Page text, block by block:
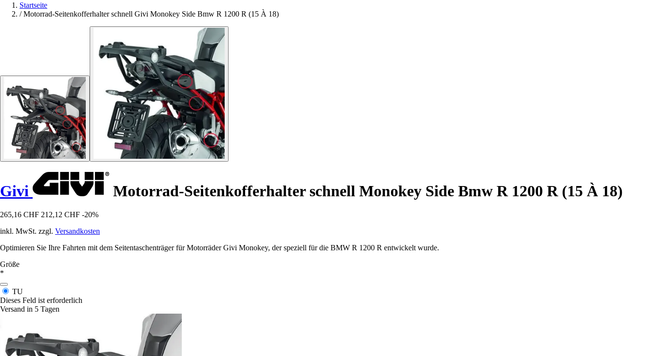
Startseite
/ Motorrad-Seitenkofferhalter schnell Givi Monokey Side Bmw R 1200 R (15 À 18)
Givi Motorrad-Seitenkofferhalter schnell Monokey Side Bmw R 1200 R (15 À 18)
265,16 CHF 212,12 CHF -20%
inkl. MwSt. zzgl. Versandkosten
Optimieren Sie Ihre Fahrten mit dem Seitentaschenträger für Motorräder Givi Monokey, der speziell für die BMW R 1200 R entwickelt wurde.
Größe
*
TU
Dieses Feld ist erforderlich
Versand in 5 Tagen